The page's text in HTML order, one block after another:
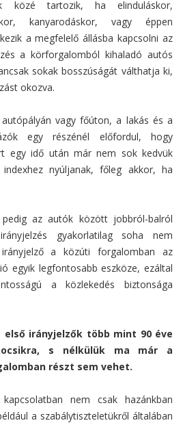
közé tartozik, ha elinduláskor,
kanyarodáskor, vagy éppen
a megfelelő állásba kapcsolni az
a körforgalomból kihaladó autós
sokak bosszúságát válthatja ki,
okozva.
vagy főúton, a lakás és a
egy részénél előfordul, hogy
egy idő után már nem sok kedvük
nyúljanak, főleg akkor, ha
az autók között jobbról-balról
gyakorlatilag soha nem
a közúti forgalomban az
egyik legfontosabb eszköze, ezáltal
a közlekedés biztonsága
első irányjelzők több mint 90 éve
s nélkülük ma már a
részt sem vehet.
nem csak hazánkban
a szabálytiszteletükről általában